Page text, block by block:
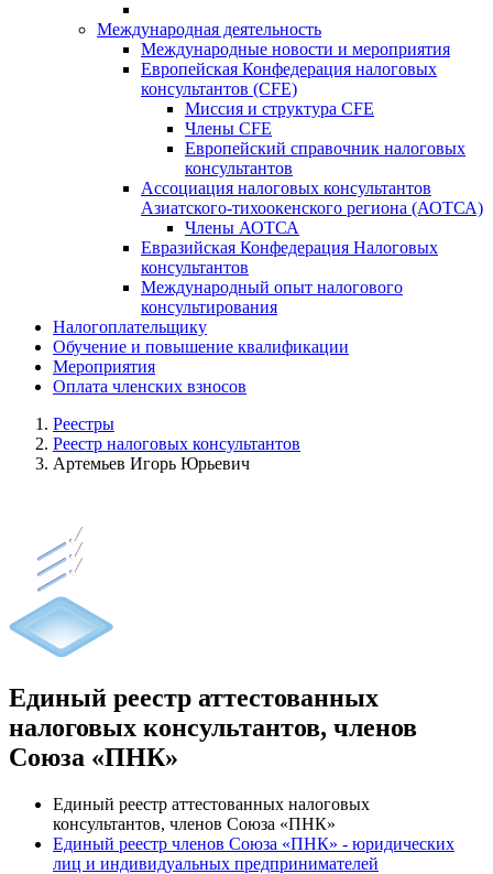
Международная деятельность
Международные новости и мероприятия
Европейская Конфедерация налоговых
консультантов (CFE)
Миссия и структура CFE
Члены CFE
Европейский справочник налоговых
консультантов
Ассоциация налоговых консультантов
Азиатского-тихоокенского региона (АОТСА)
Члены АОТСА
Евразийская Конфедерация Налоговых
консультантов
Международный опыт налогового
консультирования
Налогоплательщику
Обучение и повышение квалификации
Мероприятия
Оплата членских взносов
Реестры
Реестр налоговых консультантов
Артемьев Игорь Юрьевич
Единый реестр аттестованных
налоговых консультантов, членов
Союза «ПНК»
Единый реестр аттестованных налоговых
консультантов, членов Союза «ПНК»
Единый реестр членов Союза «ПНК» - юридических
лиц и индивидуальных предпринимателей